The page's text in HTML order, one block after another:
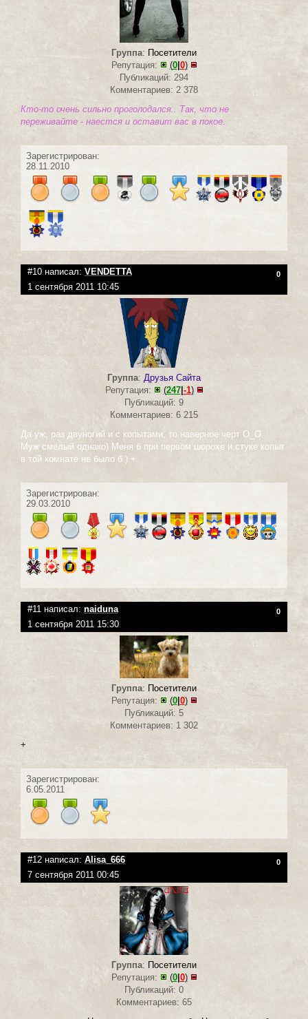
Группа: Посетители
Репутация:
(0| 0)
Публикаций: 294
Комментариев: 2 378
Кто-то очень сильно проголодался.. Так, что не
переживайте - наестся и оставит вас в покое.
Зарегистрирован:
28.11.2010
#10 написал: VENDETTA 0
1 сентября 2011 10:45
Группа: Друзья Сайта
Репутация:
(247| -1)
Публикаций: 9
Комментариев: 6 215
Да уж, раз двуногий и с копытами, то наверное черт О_О
Муж смелый однако) Меня б при первом шорохе и стуке копыт
в той комнате не было б ) +
Зарегистрирован:
29.03.2010
#11 написал: naiduna 0
1 сентября 2011 15:30
Группа: Посетители
Репутация:
(0| 0)
Публикаций: 5
Комментариев: 1 302
+
Зарегистрирован:
6.05.2011
#12 написал: Alisa_666 0
7 сентября 2011 00:45
Группа: Посетители
Репутация:
(0| 0)
Публикаций: 0
Комментариев: 65